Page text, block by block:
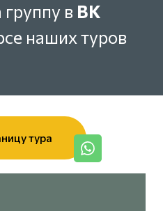
в ВК
наших туров
тура